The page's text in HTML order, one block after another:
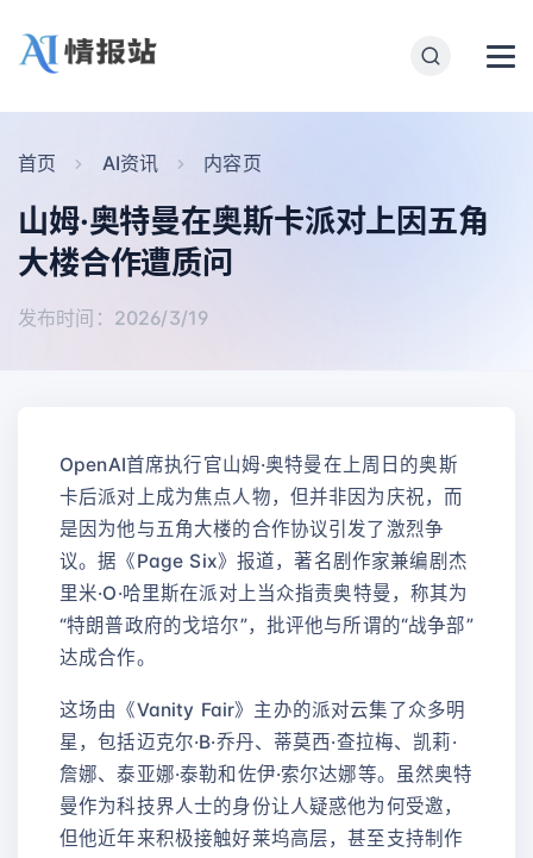
首页 AI资讯 内容页
山姆·奥特曼在奥斯卡派对上因五角
大楼合作遭质问
发布时间：2026/3/19
OpenAI首席执行官山姆·奥特曼在上周日的奥斯
卡后派对上成为焦点人物，但并非因为庆祝，而
是因为他与五角大楼的合作协议引发了激烈争
议。据《Page Six》报道，著名剧作家兼编剧杰
里米·O·哈里斯在派对上当众指责奥特曼，称其为
“特朗普政府的戈培尔”，批评他与所谓的“战争部”
达成合作。
这场由《Vanity Fair》主办的派对云集了众多明
星，包括迈克尔·B·乔丹、蒂莫西·查拉梅、凯莉·
詹娜、泰亚娜·泰勒和佐伊·索尔达娜等。虽然奥特
曼作为科技界人士的身份让人疑惑他为何受邀，
但他近年来积极接触好莱坞高层，甚至支持制作